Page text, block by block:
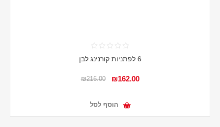
6 לפתניות קורנינג לבן
₪162.00
₪216.00
הוסף לסל